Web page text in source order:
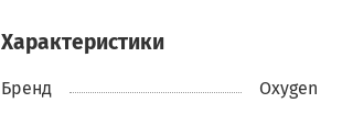
Характеристики
Бренд Oxygen